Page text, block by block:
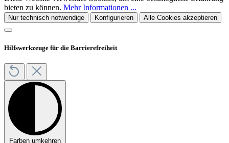
bieten zu können. Mehr Informationen ...
Nur technisch notwendige Konfigurieren Alle Cookies akzeptieren
Hilfswerkzeuge für die Barrierefreiheit
Farben umkehren